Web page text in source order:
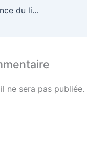
Respect et plaisir : l’essence du libertinage
ne sera pas publiée.